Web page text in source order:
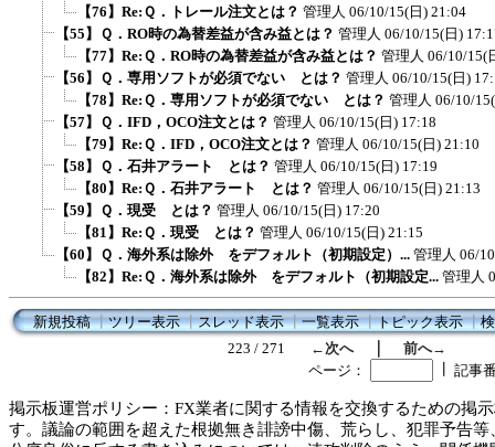
【76】Re:Ｑ．トレール注文とは？ 管理人 06/10/15(日) 21:04
【55】Ｑ．RO時の為替差益が含み益とは？ 管理人 06/10/15(日)
【77】Re:Ｑ．RO時の為替差益が含み益とは？ 管理人 06/10/15(
【56】Ｑ．専用ソフトが必須でない とは？ 管理人 06/10/15(日)
【78】Re:Ｑ．専用ソフトが必須でない とは？ 管理人 06/10/
【57】Ｑ．IFD，OCO注文とは？ 管理人 06/10/15(日) 17:18
【79】Re:Ｑ．IFD，OCO注文とは？ 管理人 06/10/15(日) 21:10
【58】Ｑ．石井アラート とは？ 管理人 06/10/15(日) 17:19
【80】Re:Ｑ．石井アラート とは？ 管理人 06/10/15(日) 21:13
【59】Ｑ．現受 とは？ 管理人 06/10/15(日) 17:20
【81】Re:Ｑ．現受 とは？ 管理人 06/10/15(日) 21:15
【60】Ｑ．海外系は除外 をデフォルト（初期設定）... 管理人 06/
【82】Re:Ｑ．海外系は除外 をデフォルト（初期設定... 管理人
新規投稿┃ツリー表示┃スレッド表示┃一覧表示┃トピック表示┃
223 / 271
←次へ｜ 前へ→
ページ：
記事
掲示板運営ポリシー：FX業者に関する情報を交換するための掲
す。議論の範囲を超えた根拠無き誹謗中傷、荒らし、犯罪予告等